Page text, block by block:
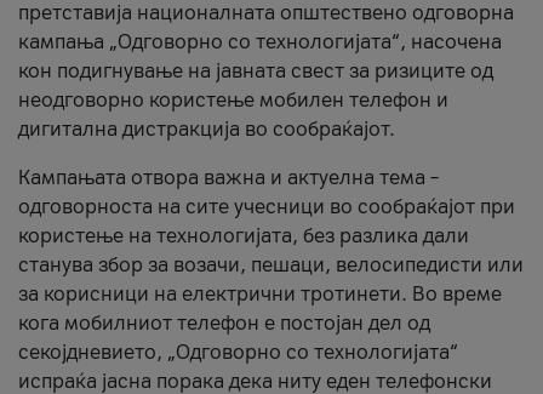
претставија националната општествено одговорна
кампања „Одговорно со технологијата“, насочена
кон подигнување на јавната свест за ризиците од
неодговорно користење мобилен телефон и
дигитална дистракција во сообраќајот.
Кампањата отвора важна и актуелна тема –
одговорноста на сите учесници во сообраќајот при
користење на технологијата, без разлика дали
станува збор за возачи, пешаци, велосипедисти или
за корисници на електрични тротинети. Во време
кога мобилниот телефон е постојан дел од
секојдневието, „Одговорно со технологијата“
испраќа јасна порака дека ниту еден телефонски